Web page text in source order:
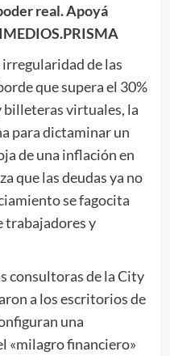
real. Apoyá
de las
que supera el 30%
billeteras virtuales, la
para dictaminar un
de una inflación en
que las deudas ya no
se fagocita
trabajadores y
consultoras de la City
a los escritorios de
una
«milagro financiero»